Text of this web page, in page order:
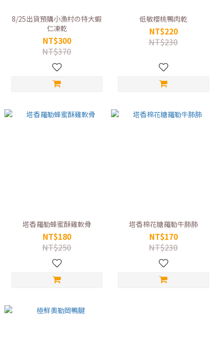
8/25出貨預購小漁村の特大蝦
仁凍乾
NT$300
NT$370
低敏櫻桃鴨肉乾
NT$220
NT$230
塔香羅勒蜂蜜酥雞軟骨
NT$180
NT$250
塔香棉花糖羅勒牛肺肺
NT$170
NT$230